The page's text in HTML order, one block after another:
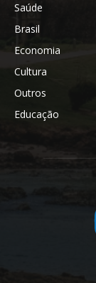
Saúde
Brasil
Economia
Cultura
Outros
Educação